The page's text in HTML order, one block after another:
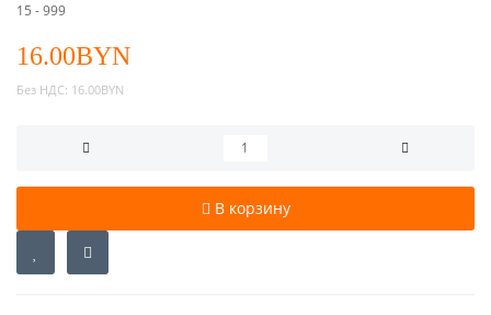
15 - 999
16.00BYN
Без НДС: 16.00BYN
В корзину